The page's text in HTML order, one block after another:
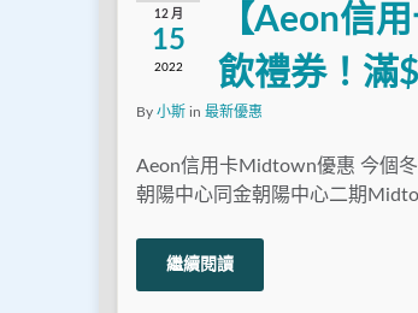
12 月
15
2022
【Aeon信
飲禮券！滿
By 小斯 in 最新優惠
Aeon信用卡Midtown優惠 今個
朝陽中心同金朝陽中心二期
繼續閱讀